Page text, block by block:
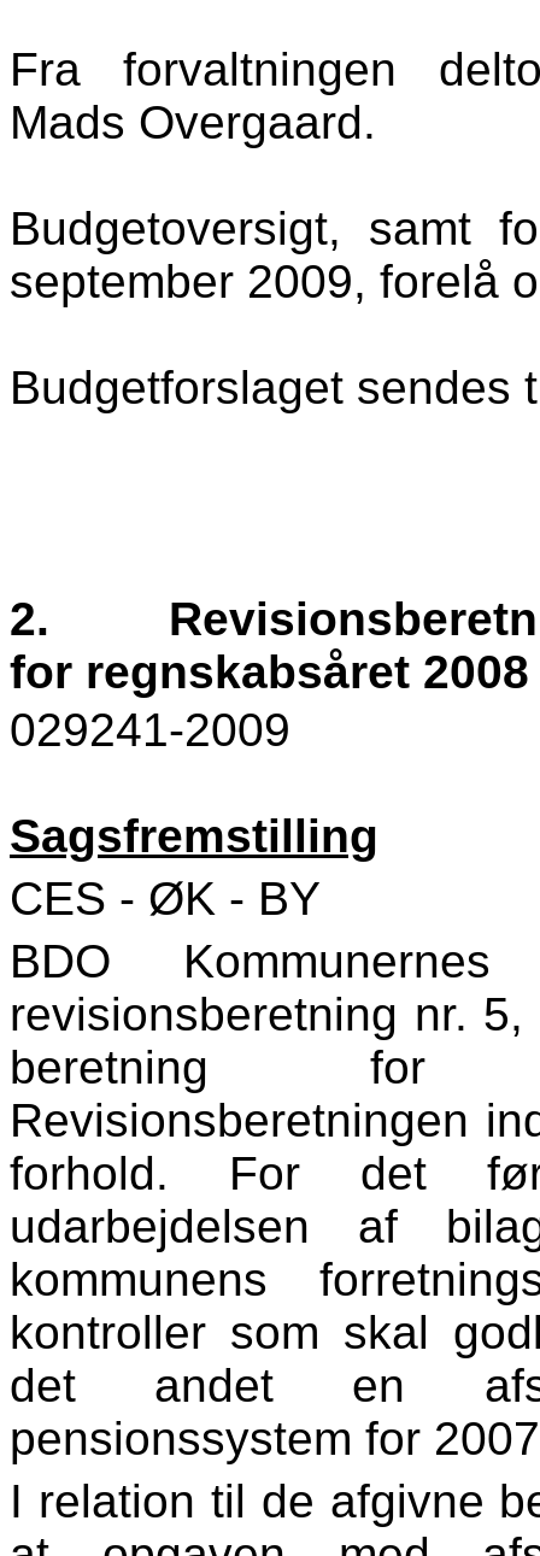
Fra forvaltningen
Mads Overgaard.
Budgetoversigt, samt
september 2009, forelå
Budgetforslaget sendes
2.
for regnskabsåret 2008
029241-2009
Sagsfremstilling
CES - ØK - BY
BDO
revisionsberetning nr.
beretning for
Revisionsberetningen
forhold. For det
udarbejdelsen af
kommunens
kontroller som skal
det andet en
pensionssystem for
I relation til de afgivne